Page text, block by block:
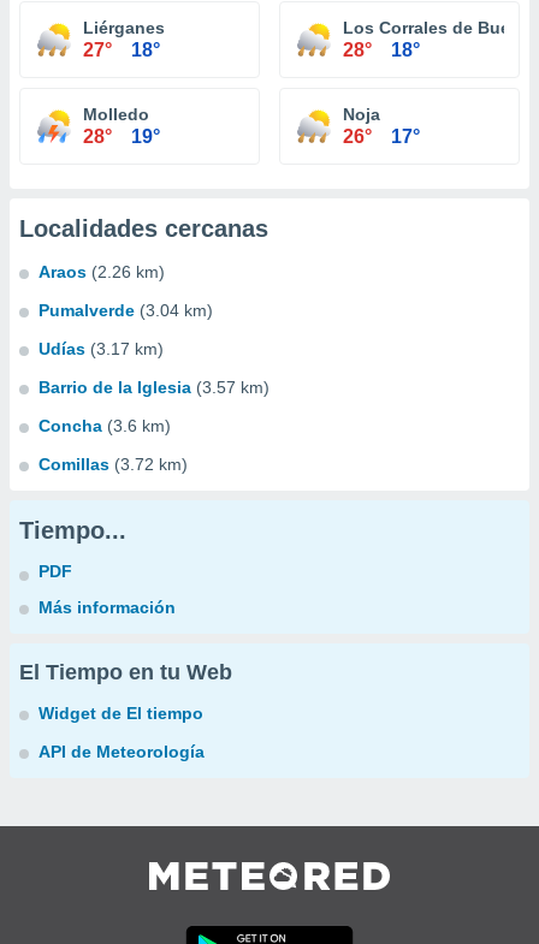
Liérganes
27° 18°
Los Corrales de Buelna
28° 18°
Molledo
28° 19°
Noja
26° 17°
Localidades cercanas
Araos (2.26 km)
Pumalverde (3.04 km)
Udías (3.17 km)
Barrio de la Iglesia (3.57 km)
Concha (3.6 km)
Comillas (3.72 km)
Tiempo...
PDF
Más información
El Tiempo en tu Web
Widget de El tiempo
API de Meteorología